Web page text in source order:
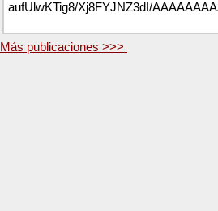
aufUlwKTig8/Xj8FYJNZ3dI/
Más publicaciones >>>